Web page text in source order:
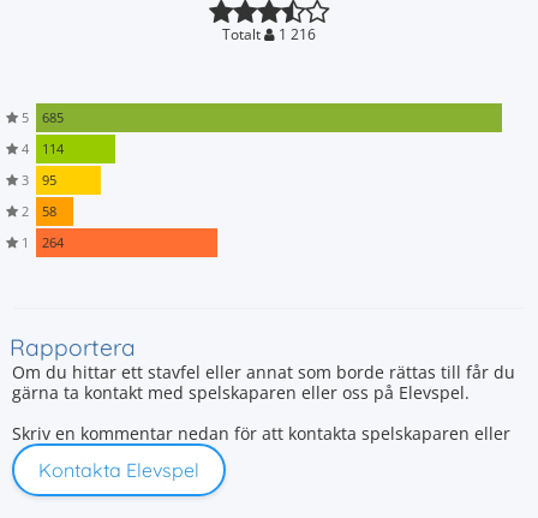
Totalt 1 216
5
685
4
114
3
95
2
58
1
264
Rapportera
Om du hittar ett stavfel eller annat som borde rättas till får du
gärna ta kontakt med spelskaparen eller oss på Elevspel.
Skriv en kommentar nedan för att kontakta spelskaparen eller
Kontakta Elevspel